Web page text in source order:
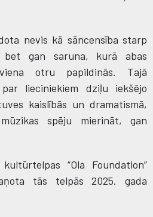
nevis kā sāncensība starp
bet gan saruna, kurā abas
otru papildinās. Tajā
lieciniekiem dziļu iekšējo
kaislībās un dramatismā,
spēju mierināt, gan
“Ola Foundation”
tās telpās 2025. gada